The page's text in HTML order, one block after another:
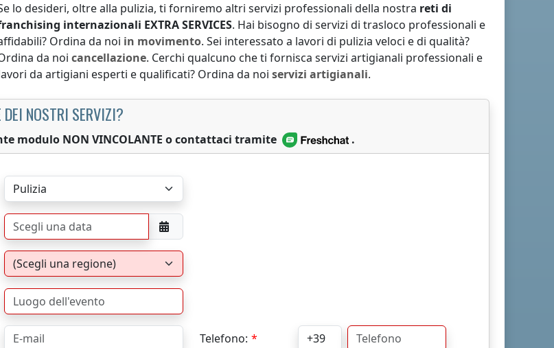
lo desideri, oltre alla pulizia, ti forniremo altri servizi professionali della nostra reti di
internazionali EXTRA SERVICES. Hai bisogno di servizi di trasloco professionali e
Ordina da noi in movimento. Sei interessato a lavori di pulizia veloci e di qualità?
da noi cancellazione. Cerchi qualcuno che ti fornisca servizi artigianali professionali e
da artigiani esperti e qualificati? Ordina da noi servizi artigianali.
NOSTRI SERVIZI?
modulo NON VINCOLANTE o contattaci tramite .
Telefono: